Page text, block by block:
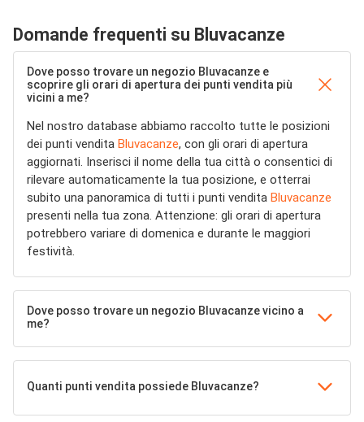
Domande frequenti su Bluvacanze
Dove posso trovare un negozio Bluvacanze e
scoprire gli orari di apertura dei punti vendita più
vicini a me?
Nel nostro database abbiamo raccolto tutte le posizioni
dei punti vendita Bluvacanze, con gli orari di apertura
aggiornati. Inserisci il nome della tua città o consentici di
rilevare automaticamente la tua posizione, e otterrai
subito una panoramica di tutti i punti vendita Bluvacanze
presenti nella tua zona. Attenzione: gli orari di apertura
potrebbero variare di domenica e durante le maggiori
festività.
Dove posso trovare un negozio Bluvacanze vicino a
me?
Quanti punti vendita possiede Bluvacanze?